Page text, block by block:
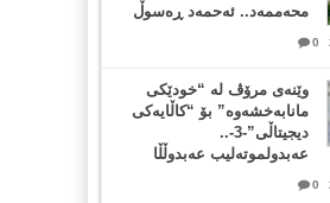
محەممەد.. ئەحمەد ڕەسوڵ
0
وێنەی مرۆڤ لە “خودێکی
مانابەخشەوە” بۆ “کاڵایەکی
دیجیتاڵی”-3-..
عەبدولموتەلیب عەبدوڵڵا
0